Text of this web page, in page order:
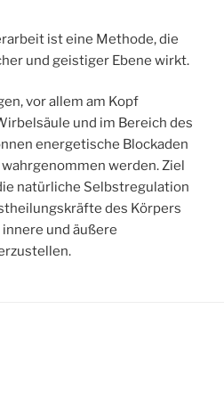
ist eine Methode, die
und geistiger Ebene wirkt.
vor allem am Kopf
und im Bereich des
energetische Blockaden
werden. Ziel
natürliche Selbstregulation
des Körpers
und äußere